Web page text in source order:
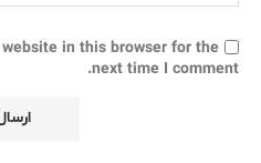
in this browser for the
next time I comment.